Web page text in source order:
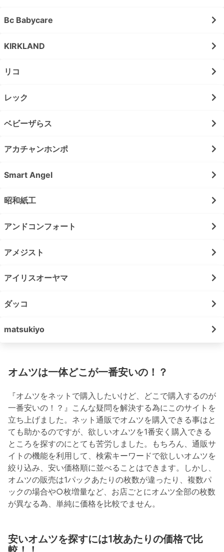
Bc Babycare
KIRKLAND
リコ
レック
ベビーザらス
アカチャンホンポ
Smart Angel
昭和紙工
アンドコンフォート
アメジスト
アイリスオーヤマ
ダッコ
matsukiyo
オムツは一体どこが一番安いの！？
『オムツをネットで購入したいけど、どこで購入するのが
一番安いの！？』こんな疑問を解決する為にこのサイトを
立ち上げました。ネット通販でオムツを購入できる事はと
ても助かるのですが、欲しいオムツを1番安く購入できる
ところを探すのにとても苦労しました。もちろん、通販サ
イトの機能を利用して、検索キーワードで欲しいオムツを
絞り込み、安い価格順に並べることはできます。しかし、
オムツの販売は1パックあたりの枚数が違ったり、複数パ
ックの場合や○枚増量など、お店ごとにオムツ全部の枚数
が異なる為、単純に価格を比較でません。
安いオムツを探すには1枚あたりの価格で比